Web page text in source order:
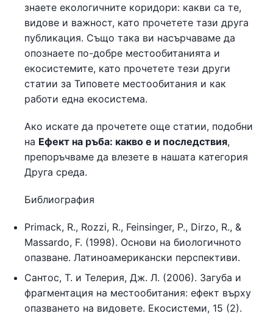
знаете екологичните коридори: какви са те,
видове и важност, като прочетете тази друга
публикация. Също така ви насърчаваме да
опознаете по-добре местообитанията и
екосистемите, като прочетете тези други
статии за Типовете местообитания и как
работи една екосистема.
Ако искате да прочетете още статии, подобни
на Ефект на ръба: какво е и последствия,
препоръчваме да влезете в нашата категория
Друга среда.
Библиография
Primack, R., Rozzi, R., Feinsinger, P., Dirzo, R., &
Massardo, F. (1998). Основи на биологичното
опазване. Латиноамерикански перспективи.
Сантос, Т. и Телерия, Дж. Л. (2006). Загуба и
фрагментация на местообитания: ефект върху
опазването на видовете. Екосистеми, 15 (2).